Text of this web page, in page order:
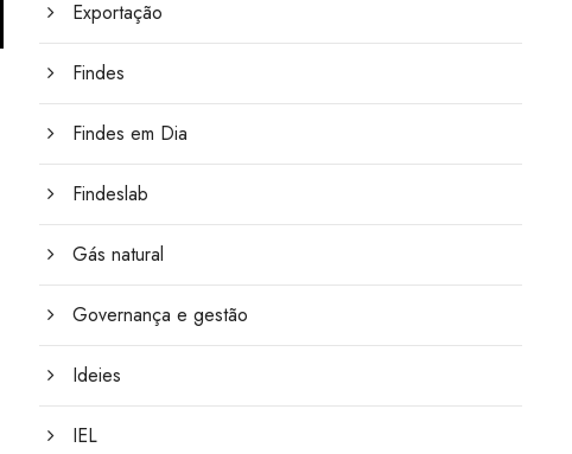
Exportação
Findes
Findes em Dia
Findeslab
Gás natural
Governança e gestão
Ideies
IEL